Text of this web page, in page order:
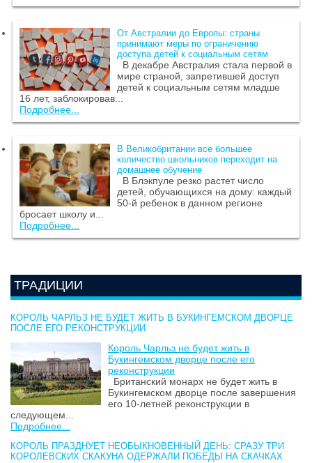
От Австралии до Европы: страны
принимают меры по ограничению
доступа детей к социальным сетям
В декабре Австралия стала первой в
мире страной, запретившей доступ
детей к социальным сетям младше
16 лет, заблокировав...
Подробнее...
В Великобритании все большее
количество школьников переходит на
домашнее обучение
В Блэкпуле резко растет число
детей, обучающихся на дому: каждый
50-й ребенок в данном регионе
бросает школу и...
Подробнее...
ТРАДИЦИИ
КОРОЛЬ ЧАРЛЬЗ НЕ БУДЕТ ЖИТЬ В БУКИНГЕМСКОМ ДВОРЦЕ
ПОСЛЕ ЕГО РЕКОНСТРУКЦИИ
Король Чарльз не будет жить в
Букингемском дворце после его
реконструкции
Британский монарх не будет жить в
Букингемском дворце после завершения
его 10-летней реконструкции в
следующем...
Подробнее...
КОРОЛЬ ПРАЗДНУЕТ НЕОБЫКНОВЕННЫЙ ДЕНЬ: СРАЗУ ТРИ
КОРОЛЕВСКИХ СКАКУНА ОДЕРЖАЛИ ПОБЕДЫ НА СКАЧКАХ